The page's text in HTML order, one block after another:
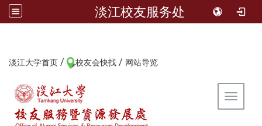
淡江校友服务处
淡江大学首页 / 校友会快找 / 网站导览
Toggle